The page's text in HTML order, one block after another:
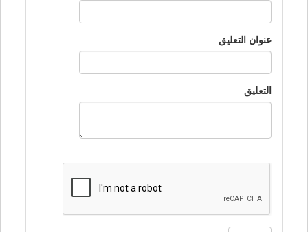
عنوان التعليق
التعليق